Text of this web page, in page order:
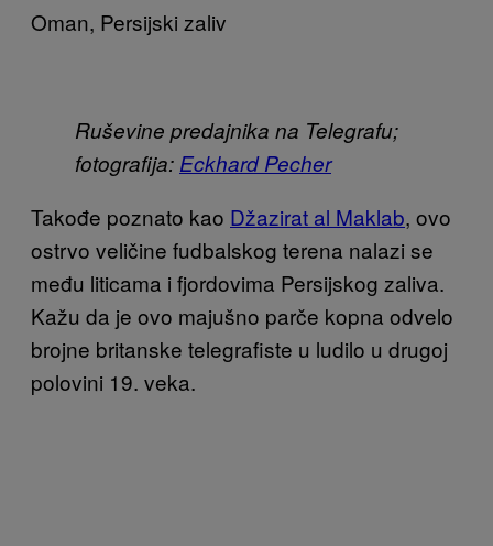
Oman, Persijski zaliv
Ruševine predajnika na Telegrafu;
fotografija: Eckhard Pecher
Takođe poznato kao Džazirat al Maklab, ovo
ostrvo veličine fudbalskog terena nalazi se
među liticama i fjordovima Persijskog zaliva.
Kažu da je ovo majušno parče kopna odvelo
brojne britanske telegrafiste u ludilo u drugoj
polovini 19. veka.